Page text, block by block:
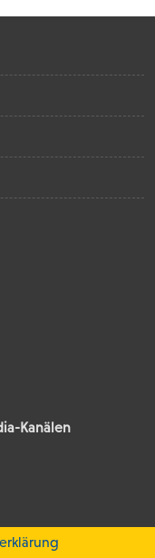
Kanälen